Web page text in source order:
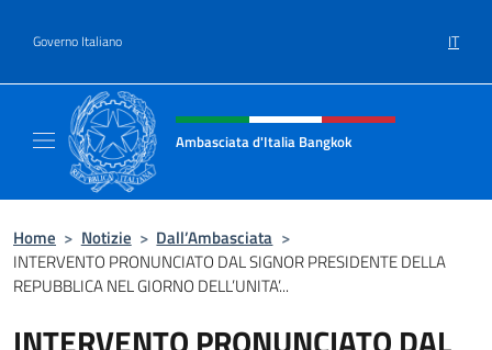
Governo Italiano IT
Intestazione sito, social e menù
Ambasciata d'Italia Bangkok
Home > Notizie > Dall’Ambasciata >
INTERVENTO PRONUNCIATO DAL SIGNOR PRESIDENTE DELLA
REPUBBLICA NEL GIORNO DELL’UNITA’...